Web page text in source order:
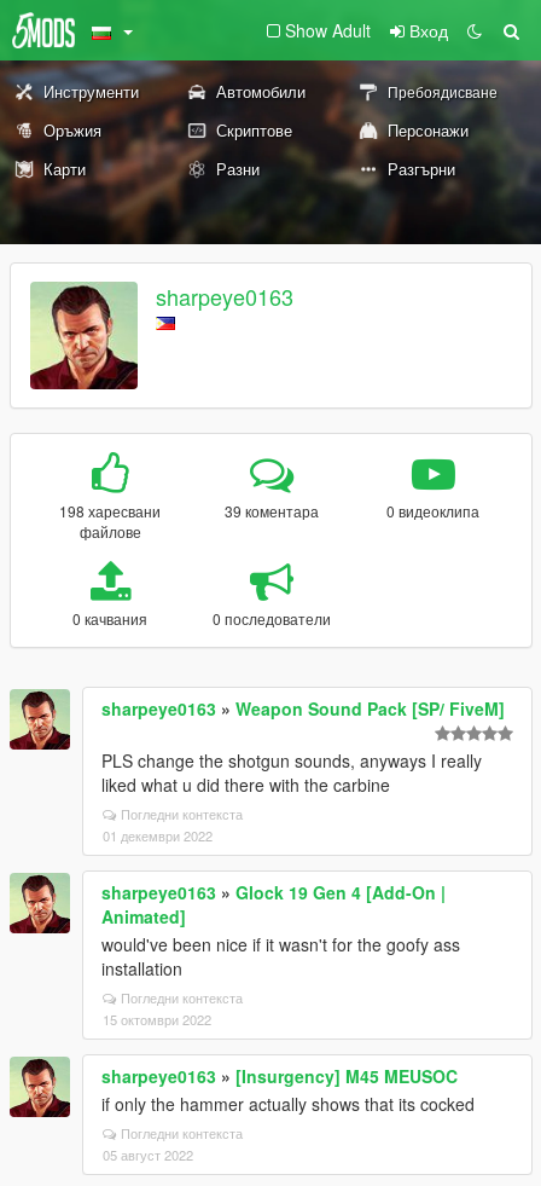
Show Adult Вход
Инструменти Автомобили Пребоядисване
Оръжия Скриптове
Персонажи
Карти
Разни Разгърни
sharpeye0163
198 харесвани
файлове
39 коментара 0 видеоклипа
0 качвания 0 последователи
sharpeye0163 » Weapon Sound Pack [SP/ FiveM]
PLS change the shotgun sounds, anyways I really
liked what u did there with the carbine
Погледни контекста
01 декември 2022
sharpeye0163 » Glock 19 Gen 4 [Add-On |
Animated]
would've been nice if it wasn't for the goofy ass
installation
Погледни контекста
15 октомври 2022
sharpeye0163 » [Insurgency] M45 MEUSOC
if only the hammer actually shows that its cocked
Погледни контекста
05 август 2022